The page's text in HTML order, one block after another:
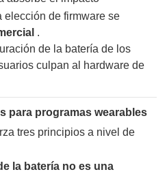
elección de firmware se
.
para programas wearables
tres principios a nivel de
la batería no es una